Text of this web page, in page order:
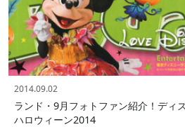
2014.09.02
ランド・9月フォトファン紹介！ディ
ハロウィーン2014